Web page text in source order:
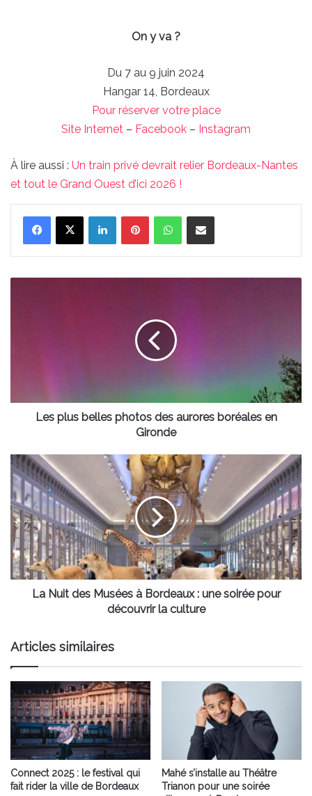
On y va ?
Du 7 au 9 juin 2024
Hangar 14, Bordeaux
Pour réserver votre place
Site Internet – Facebook – Instagram
À lire aussi : Un train privé devrait relier Bordeaux-Nantes
et tout le Grand Ouest d’ici 2026 !
LinkedinPinterestWhatsAppPartager par email
Gironde
Les plus belles photos des aurores boréales en
Gironde
La
Nuit
des
Musées
à
Bordeaux
une
soirée
La Nuit des Musées à Bordeaux : une soirée pour
découvrir la culture
Articles similaires
Connect 2025 : le festival qui
fait rider la ville de Bordeaux
Mahé s’installe au Théâtre
Trianon pour une soirée